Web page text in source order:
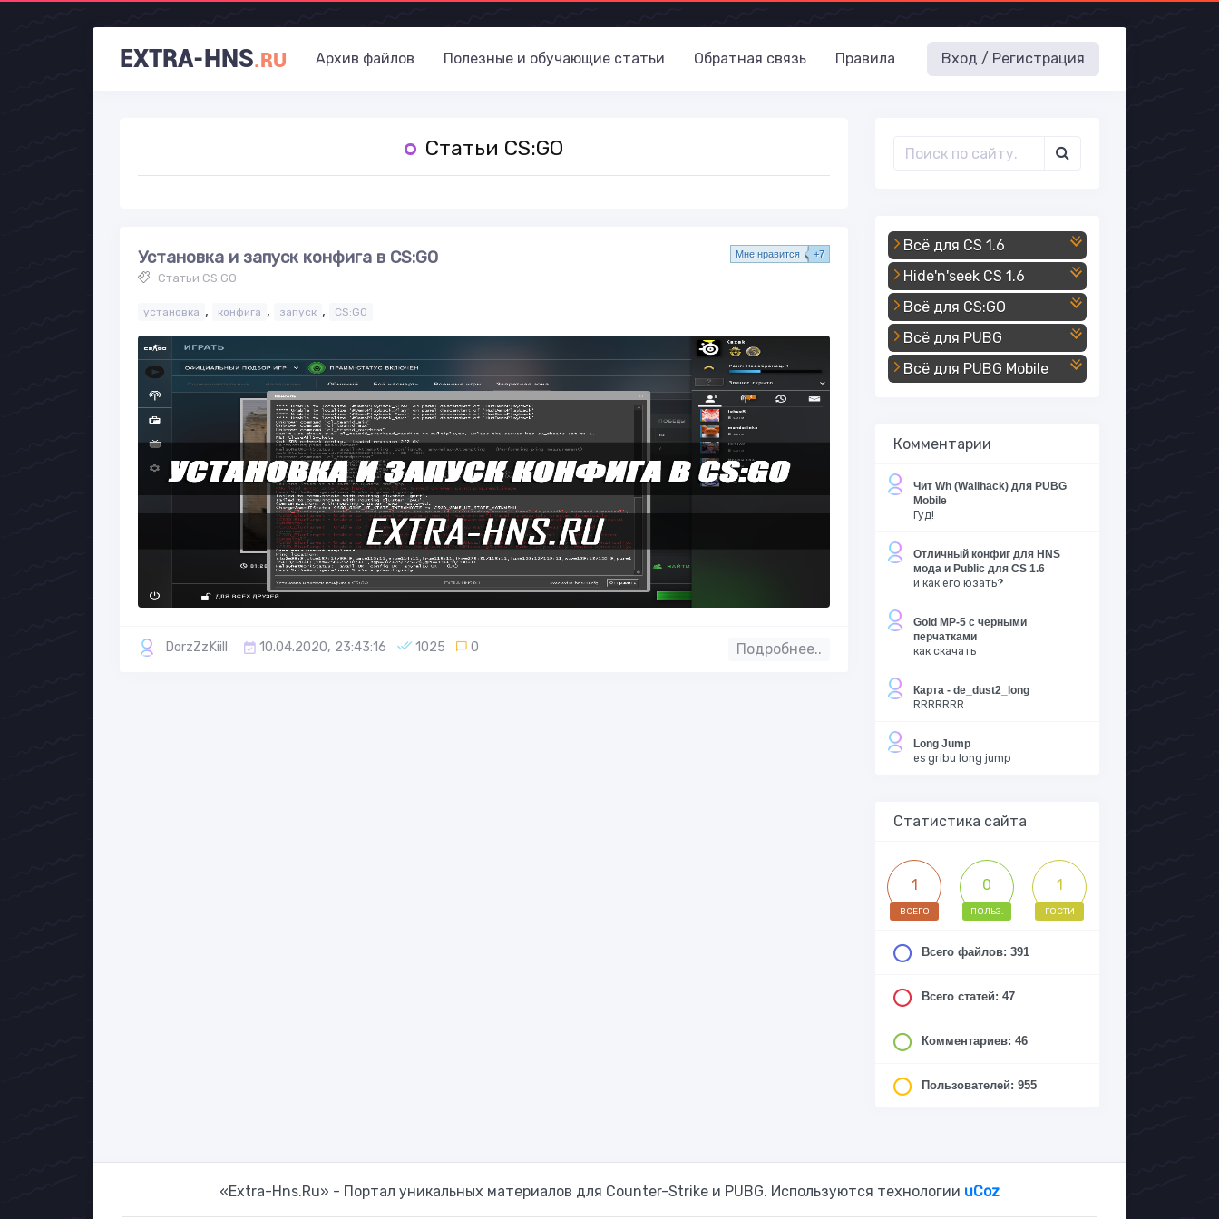
EXTRA-HNS.RU Архив файлов Полезные и обучающие статьи Обратная связь Правила Вход / Регистрация
Статьи CS:GO
Mне нравится +7
Установка и запуск конфига в CS:GO
Статьи CS:GO
установка , конфига , запуск , CS:GO
DorzZzKiill 10.04.2020, 23:43:16 1025 0 Подробнее..
Всё для CS 1.6
Hide'n'seek CS 1.6
Всё для CS:GO
Всё для PUBG
Всё для PUBG Mobile
Комментарии
Чит Wh (Wallhack) для PUBG
Mobile
Гуд!
Отличный конфиг для HNS
мода и Public для CS 1.6
и как его юзать?
Gold MP-5 с черными
перчатками
как скачать
Карта - de_dust2_long
RRRRRRR
Long Jump
es gribu long jump
Статистика сайта
1
ВСЕГО
0
ПОЛЬЗ.
1
ГОСТИ
Всего файлов: 391
Всего статей: 47
Комментариев: 46
Пользователей: 955
«Extra-Hns.Ru» - Портал уникальных материалов для Counter-Strike и PUBG. Используются технологии uCoz